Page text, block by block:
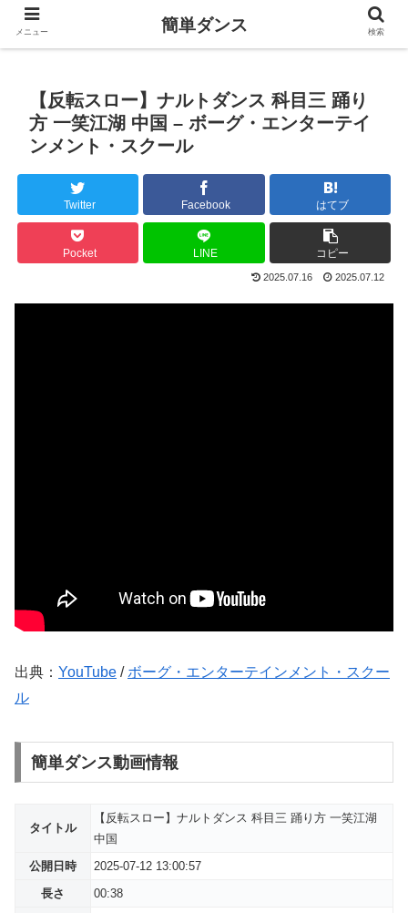
【反転スロー】ナルトダンス 科目三 踊り
方 一笑江湖 中国 – ボーグ・エンターテイ
ンメント・スクール
Twitter Facebook はてブ
Pocket LINE コピー
2025.07.16 2025.07.12
出典： YouTube / ボーグ・エンターテインメント・スクー
ル
簡単ダンス動画情報
タイトル
【反転スロー】ナルトダンス 科目三 踊り方 一笑江湖
中国
公開日時
2025-07-12 13:00:57
長さ
00:38
メニュー 簡単ダンス 検索